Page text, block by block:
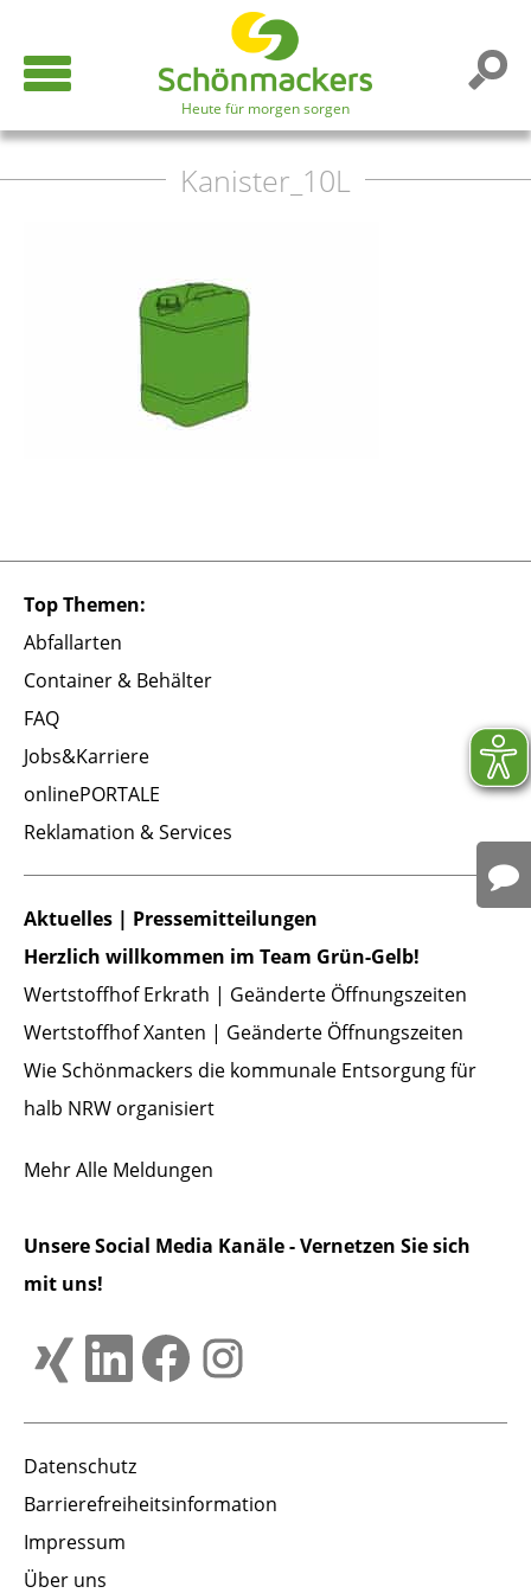
Heute für morgen sorgen
Kanister_10L
Top Themen:
Abfallarten
Container & Behälter
FAQ
Jobs&Karriere
onlinePORTALE
Reklamation & Services
Datenschutz
Barrierefreiheitsinformation
Impressum
Über uns
Aktuelles | Pressemitteilungen
Herzlich willkommen im Team Grün-Gelb!
Wertstoffhof Erkrath | Geänderte Öffnungszeiten
Wertstoffhof Xanten | Geänderte Öffnungszeiten
Wie Schönmackers die kommunale Entsorgung für
halb NRW organisiert
MehrAlle Meldungen
Unsere Social Media Kanäle - Vernetzen Sie sich
mit uns!